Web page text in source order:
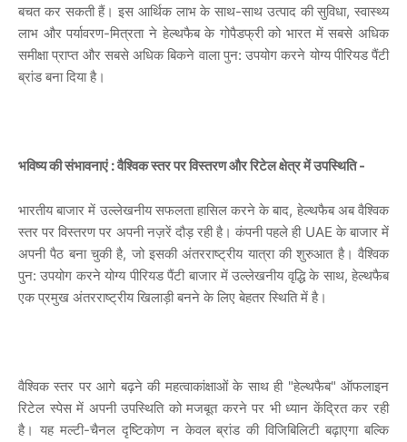
बचत कर सकती हैं। इस आर्थिक लाभ के साथ-साथ उत्पाद की सुविधा, स्वास्थ्य
लाभ और पर्यावरण-मित्रता ने हेल्थफैब के गोपैडफ्री को भारत में सबसे अधिक
समीक्षा प्राप्त और सबसे अधिक बिकने वाला पुन: उपयोग करने योग्य पीरियड पैंटी
ब्रांड बना दिया है।
भविष्य की संभावनाएं : वैश्विक स्तर पर विस्तरण और रिटेल क्षेत्र में उपस्थिति -
भारतीय बाजार में उल्लेखनीय सफलता हासिल करने के बाद, हेल्थफैब अब वैश्विक
स्तर पर विस्तरण पर अपनी नज़रें दौड़ रही है। कंपनी पहले ही UAE के बाजार में
अपनी पैठ बना चुकी है, जो इसकी अंतरराष्ट्रीय यात्रा की शुरुआत है। वैश्विक
पुन: उपयोग करने योग्य पीरियड पैंटी बाजार में उल्लेखनीय वृद्धि के साथ, हेल्थफैब
एक प्रमुख अंतरराष्ट्रीय खिलाड़ी बनने के लिए बेहतर स्थिति में है।
वैश्विक स्तर पर आगे बढ़ने की महत्वाकांक्षाओं के साथ ही "हेल्थफैब" ऑफलाइन
रिटेल स्पेस में अपनी उपस्थिति को मजबूत करने पर भी ध्यान केंद्रित कर रही
है। यह मल्टी-चैनल दृष्टिकोण न केवल ब्रांड की विजिबिलिटी बढ़ाएगा बल्कि